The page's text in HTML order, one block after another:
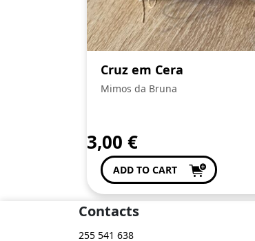
Cruz em Cera
Mimos da Bruna
3,00 €
ADD TO CART
Contacts
255 541 638